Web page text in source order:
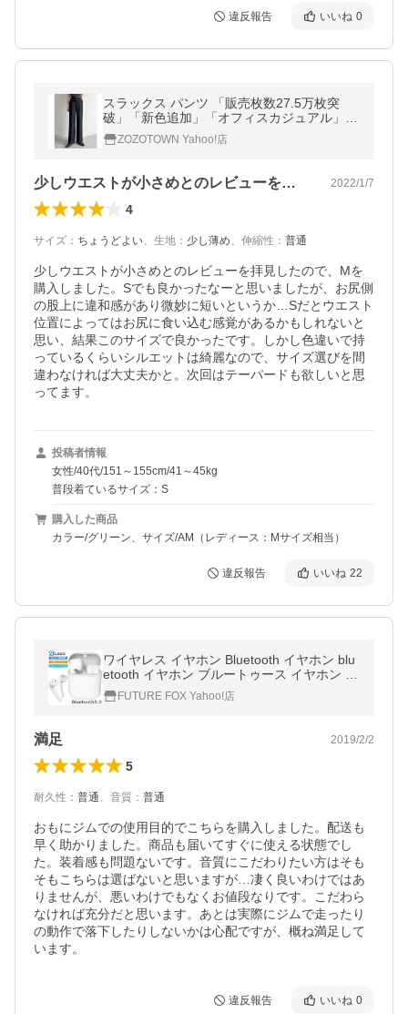
違反報告 いいね 0
スラックス パンツ 「販売枚数27.5万枚突
破」「新色追加」「オフィスカジュアル」
「低身長/高身長/大きいサイズ有」「お気に
入り登録数20万突破！」カット…
ZOZOTOWN Yahoo!店
少しウエストが小さめとのレビューを拝見… 2022/1/7
4
サイズ ： ちょうどよい、 生地 ： 少し薄め、 伸縮性 ： 普通
少しウエストが小さめとのレビューを拝見したので、Mを
購入しました。Sでも良かったなーと思いましたが、お尻側
の股上に違和感があり微妙に短いというか…Sだとウエスト
位置によってはお尻に食い込む感覚があるかもしれないと
思い、結果このサイズで良かったです。しかし色違いで持
っているくらいシルエットは綺麗なので、サイズ選びを間
違わなければ大丈夫かと。次回はテーパードも欲しいと思
ってます。
投稿者情報
女性/40代/151～155cm/41～45kg
普段着ているサイズ：S
購入した商品
カラー/グリーン、サイズ/AM（レディース：Mサイズ相当）
違反報告 いいね 22
ワイヤレス イヤホン Bluetooth イヤホン blu
etooth イヤホン ブルートゥース イヤホン ip
hone11 イヤホン iphone Android 対応
FUTURE FOX Yahoo!店
満足 2019/2/2
5
耐久性 ： 普通、 音質 ： 普通
おもにジムでの使用目的でこちらを購入しました。配送も
早く助かりました。商品も届いてすぐに使える状態でし
た。装着感も問題ないです。音質にこだわりたい方はそも
そもこちらは選ばないと思いますが…凄く良いわけではあ
りませんが、悪いわけでもなくお値段なりです。こだわら
なければ充分だと思います。あとは実際にジムで走ったり
の動作で落下したりしないかは心配ですが、概ね満足して
います。
違反報告 いいね 0